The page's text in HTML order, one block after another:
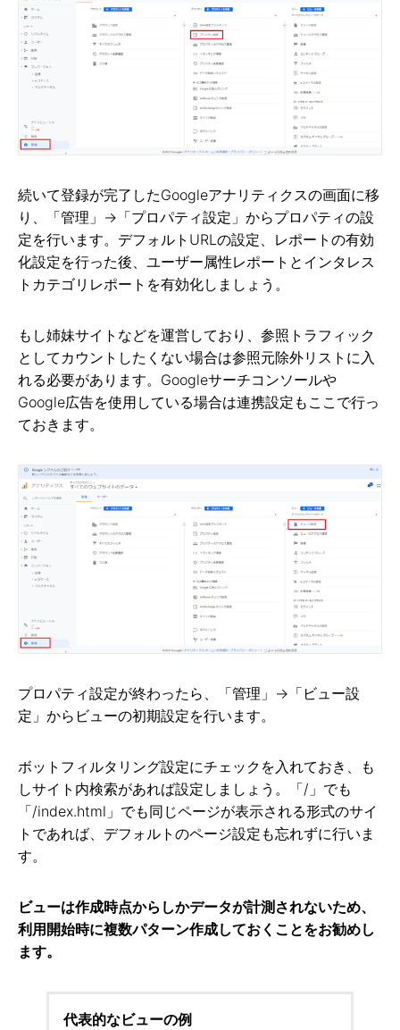
続いて登録が完了したGoogleアナリティクスの画面に移
り、「管理」→「プロパティ設定」からプロパティの設
定を行います。デフォルトURLの設定、レポートの有効
化設定を行った後、ユーザー属性レポートとインタレス
トカテゴリレポートを有効化しましょう。
もし姉妹サイトなどを運営しており、参照トラフィック
としてカウントしたくない場合は参照元除外リストに入
れる必要があります。Googleサーチコンソールや
Google広告を使用している場合は連携設定もここで行っ
ておきます。
プロパティ設定が終わったら、「管理」→「ビュー設
定」からビューの初期設定を行います。
ボットフィルタリング設定にチェックを入れておき、も
しサイト内検索があれば設定しましょう。「/」でも
「/index.html」でも同じページが表示される形式のサイ
トであれば、デフォルトのページ設定も忘れずに行いま
す。
ビューは作成時点からしかデータが計測されないため、
利用開始時に複数パターン作成しておくことをお勧めし
ます。
代表的なビューの例